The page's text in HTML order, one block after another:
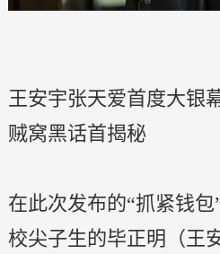
王安宇张天爱首度大银
贼窝黑话首揭秘
在此次发布的“抓紧钱
校尖子生的毕正明（王